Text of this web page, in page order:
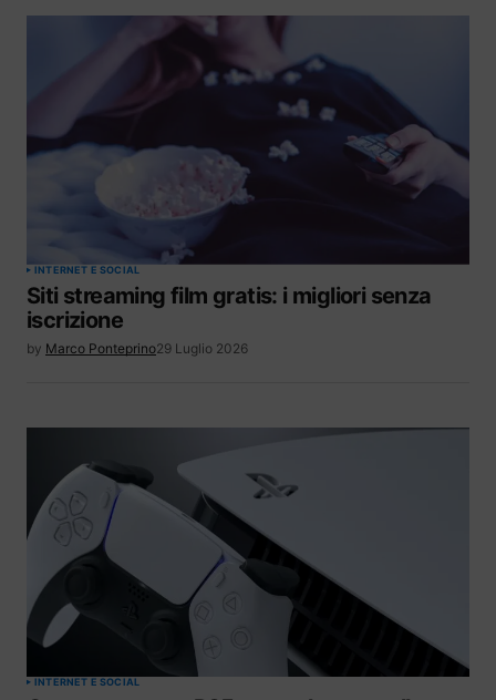
INTERNET E SOCIAL
Siti streaming film gratis: i migliori senza
iscrizione
by Marco Ponteprino29 Luglio 2026
INTERNET E SOCIAL